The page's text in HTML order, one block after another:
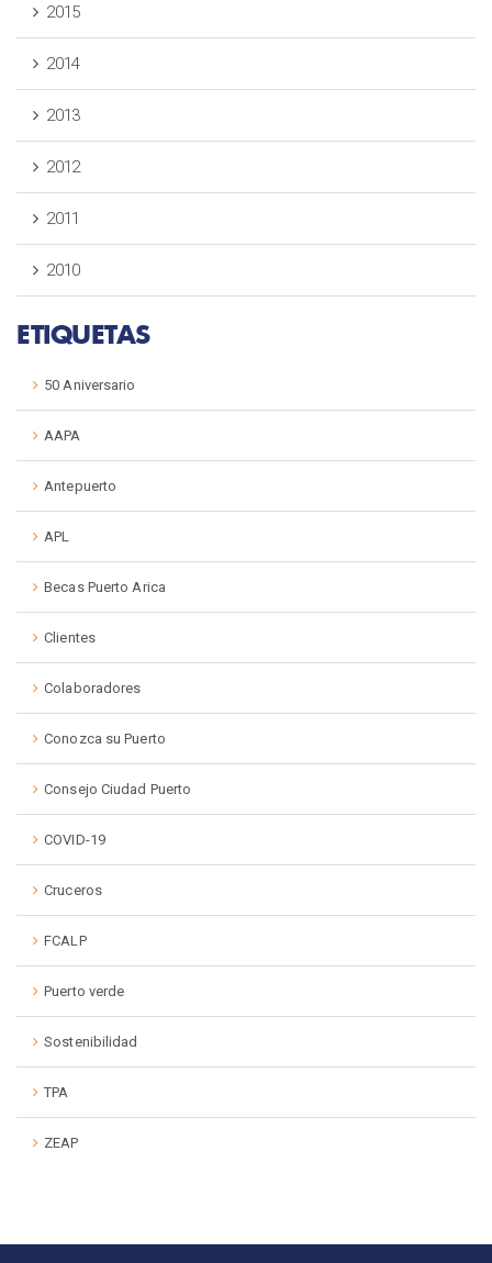
2015
2014
2013
2012
2011
2010
ETIQUETAS
50 Aniversario
AAPA
Antepuerto
APL
Becas Puerto Arica
Clientes
Colaboradores
Conozca su Puerto
Consejo Ciudad Puerto
COVID-19
Cruceros
FCALP
Puerto verde
Sostenibilidad
TPA
ZEAP